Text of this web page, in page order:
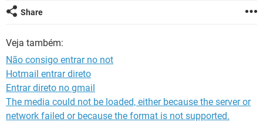
GUIA DE COMPRAS
Share
Veja também:
Não consigo entrar no not
Hotmail entrar direto
Entrar direto no gmail
The media could not be loaded, either because the server or
network failed or because the format is not supported.